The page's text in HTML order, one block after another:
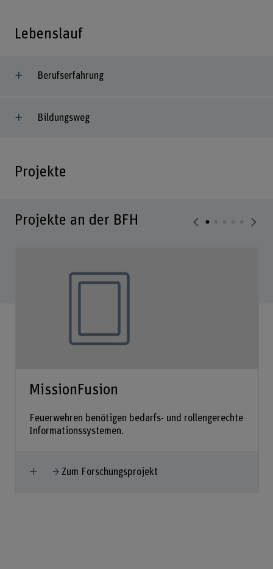
Lebenslauf
Berufserfahrung
Bildungsweg
Projekte
Projekte an der BFH
MissionFusion
Feuerwehren benötigen bedarfs- und rollengerechte
Informationssystemen.
Mehr anzeigen
Zum Forschungsprojekt